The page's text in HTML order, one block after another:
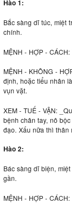
Hào 1:
Bắc sàng dĩ túc, miệt
chính.
MỆNH - HỢP -
MỆNH - KHÔNG -
định, hoặc tiểu nhân
vụn vặt.
XEM - TUẾ - VẬN:
bệnh chân tay, nô
đạo. Xấu nữa thì thân
Hào 2:
Bác sàng dĩ biện,
gần.
MỆNH - HỢP -